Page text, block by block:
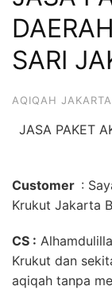
6713
SARI
AQIQAH
JASA PAKET
Customer :
Krukut Jakarta
CS :
Krukut dan
aqiqah tanpa